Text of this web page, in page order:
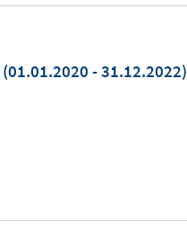
(01.01.2020 - 31.12.2022)